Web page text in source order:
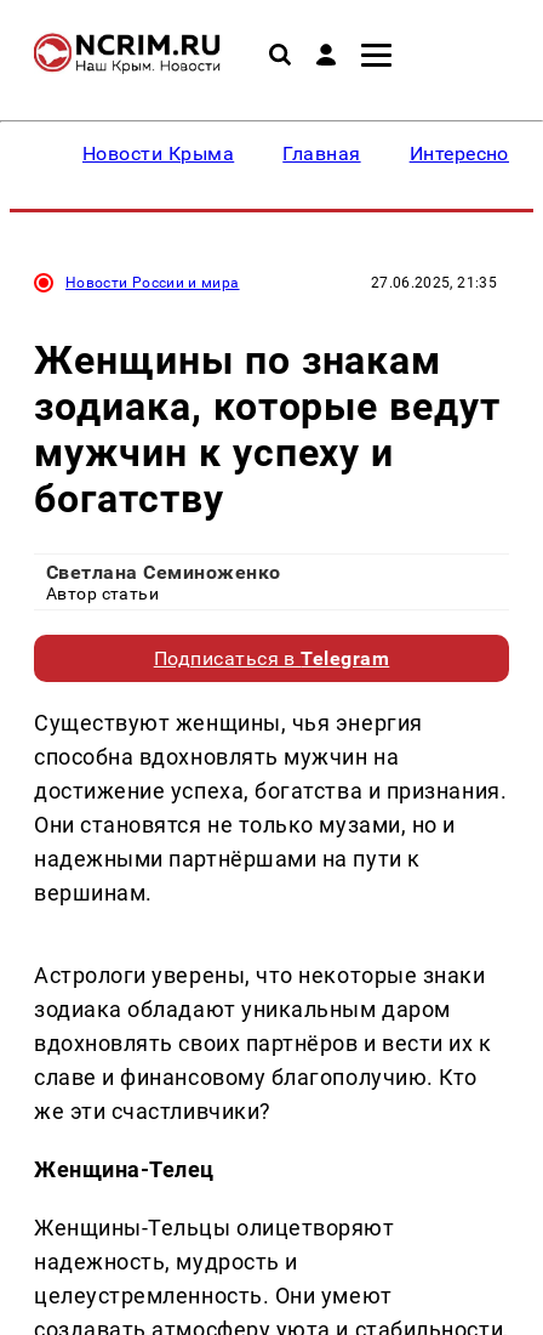
Новости Крыма Главная Интересное
Новости России и мира 27.06.2025, 21:35
Женщины по знакам
зодиака, которые ведут
мужчин к успеху и
богатству
Светлана Семиноженко
Автор статьи
Подписаться вTelegram
Существуют женщины, чья энергия
способна вдохновлять мужчин на
достижение успеха, богатства и признания.
Они становятся не только музами, но и
надежными партнёршами на пути к
вершинам.
Астрологи уверены, что некоторые знаки
зодиака обладают уникальным даром
вдохновлять своих партнёров и вести их к
славе и финансовому благополучию. Кто
же эти счастливчики?
Женщина-Телец
Женщины-Тельцы олицетворяют
надежность, мудрость и
целеустремленность. Они умеют
создавать атмосферу уюта и стабильности,